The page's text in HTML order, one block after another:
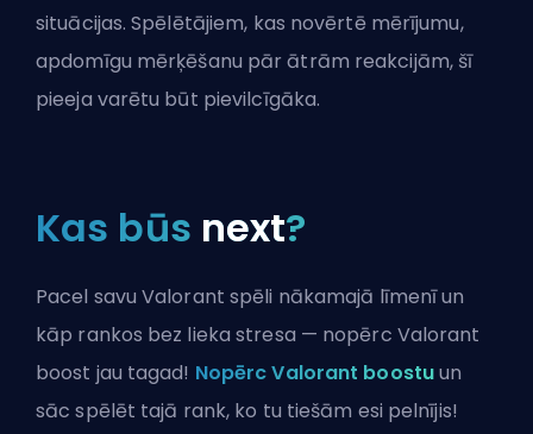
situācijas. Spēlētājiem, kas novērtē mērījumu,
apdomīgu mērķēšanu pār ātrām reakcijām, šī
pieeja varētu būt pievilcīgāka.
Kas būs next?
Pacel savu Valorant spēli nākamajā līmenī un
kāp rankos bez lieka stresa — nopērc Valorant
boost jau tagad! Nopērc Valorant boostuun
sāc spēlēt tajā rank, ko tu tiešām esi pelnījis!